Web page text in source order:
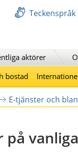
Teckenspråk
aktörer
bostad
E-tjänster och
på